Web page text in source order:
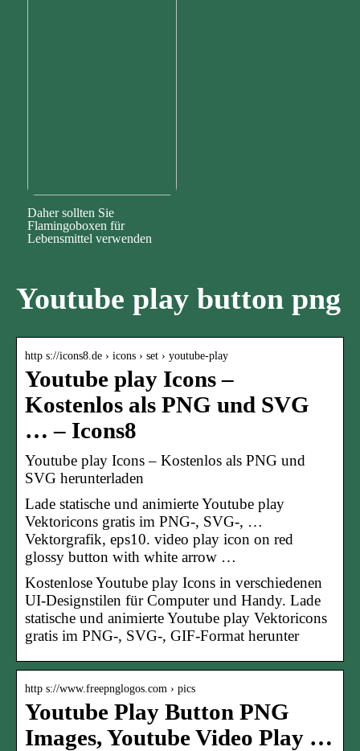
Daher sollten Sie
Flamingoboxen für
Lebensmittel verwenden
Youtube play button png
http s://icons8.de › icons › set › youtube-play
Youtube play Icons –
Kostenlos als PNG und SVG
… – Icons8
Youtube play Icons – Kostenlos als PNG und
SVG herunterladen
Lade statische und animierte Youtube play
Vektoricons gratis im PNG-, SVG-, …
Vektorgrafik, eps10. video play icon on red
glossy button with white arrow …
Kostenlose Youtube play Icons in verschiedenen
UI-Designstilen für Computer und Handy. Lade
statische und animierte Youtube play Vektoricons
gratis im PNG-, SVG-, GIF-Format herunter
http s://www.freepnglogos.com › pics
Youtube Play Button PNG
Images, Youtube Video Play …